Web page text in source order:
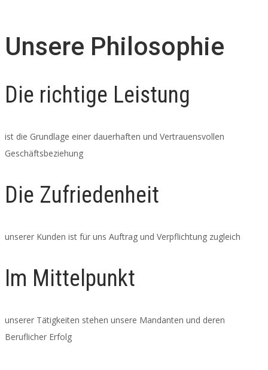
Unsere Philosophie
Die richtige Leistung
ist die Grundlage einer dauerhaften und Vertrauensvollen
Geschäftsbeziehung
Die Zufriedenheit
unserer Kunden ist für uns Auftrag und Verpflichtung zugleich
Im Mittelpunkt
unserer Tätigkeiten stehen unsere Mandanten und deren
Beruflicher Erfolg